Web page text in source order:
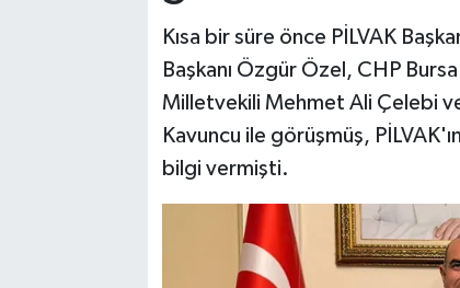
Kısa bir süre önce PİLVAK
Başkanı Özgür Özel, CHP
Milletvekili Mehmet Ali Çelebi
Kavuncu ile görüşmüş,
bilgi vermişti.